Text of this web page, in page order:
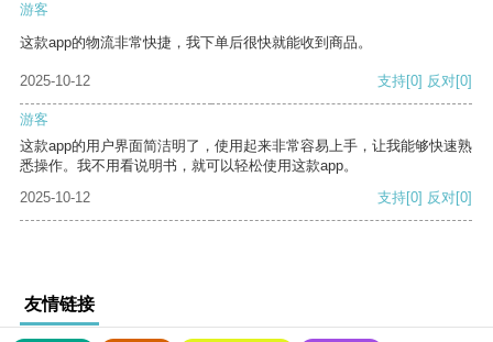
游客
这款app的物流非常快捷，我下单后很快就能收到商品。
2025-10-12 支持[0] 反对[0]
游客
这款app的用户界面简洁明了，使用起来非常容易上手，让我能够快速熟
悉操作。我不用看说明书，就可以轻松使用这款app。
2025-10-12
支持[0] 反对[0]
友情链接